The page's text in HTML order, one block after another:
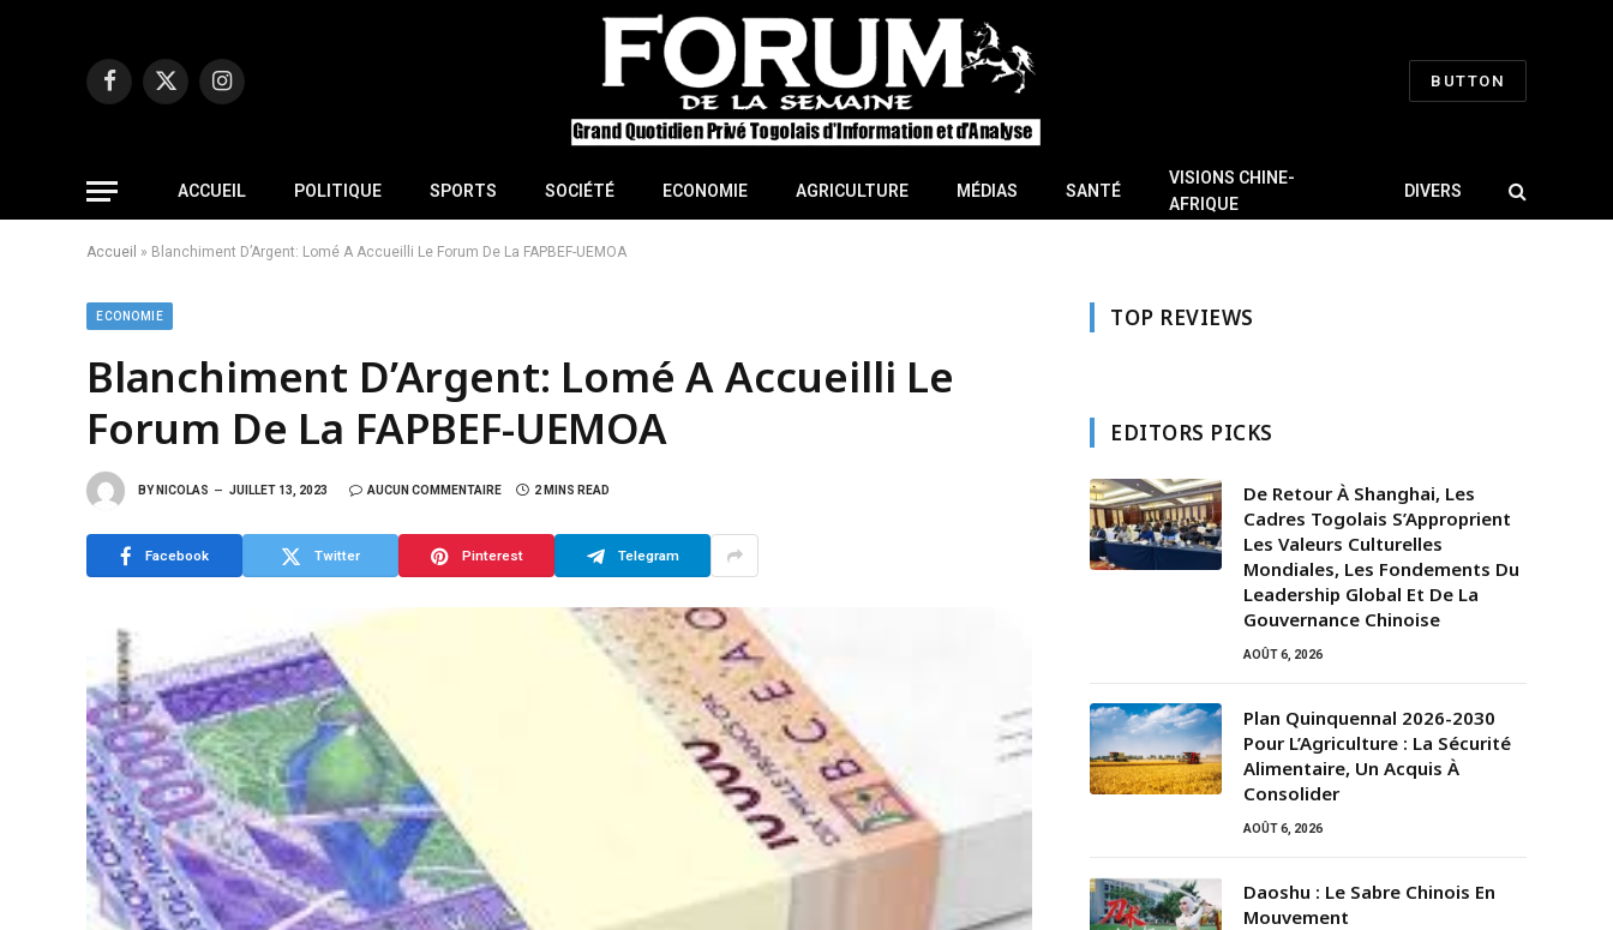
Facebook
X
Instagram
BUTTON
ACCUEIL POLITIQUE SPORTS SOCIÉTÉ ECONOMIE AGRICULTURE MÉDIAS SANTÉ
VISIONS CHINE-
AFRIQUE
DIVERS
Accueil » Blanchiment D’Argent: Lomé A Accueilli Le Forum De La FAPBEF-UEMOA
ECONOMIE
Blanchiment D’Argent: Lomé A Accueilli Le
Forum De La FAPBEF-UEMOA
BY NICOLAS JUILLET 13, 2023 AUCUN COMMENTAIRE 2 MINS READ
Facebook Twitter Pinterest Telegram
TOP REVIEWS
EDITORS PICKS
De Retour À Shanghai, Les
Cadres Togolais S’Approprient
Les Valeurs Culturelles
Mondiales, Les Fondements Du
Leadership Global Et De La
Gouvernance Chinoise
AOÛT 6, 2026
Plan Quinquennal 2026-2030
Pour L’Agriculture : La Sécurité
Alimentaire, Un Acquis À
Consolider
AOÛT 6, 2026
Daoshu : Le Sabre Chinois En
Mouvement